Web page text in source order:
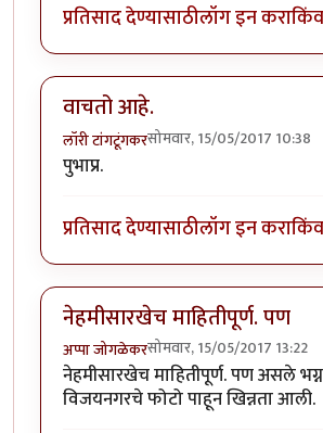
प्रतिसाद देण्यासाठीलॉग इन करा
वाचतो आहे.
लॉरी टांगटूंगकरसोमवार, 15/05/2017 10:38
पुभाप्र.
प्रतिसाद देण्यासाठीलॉग इन करा
नेहमीसारखेच माहितीपूर्ण. पण
अप्पा जोगळेकरसोमवार, 15/05/2017 13:22
नेहमीसारखेच माहितीपूर्ण. पण असले
विजयनगरचे फोटो पाहून खिन्नता आली.